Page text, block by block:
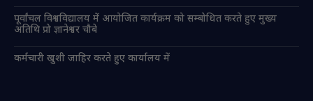
पूर्वांचल विश्वविद्यालय में आयोजित कार्यक्रम को सम्बोधित करते हुए मुख्य
अतिथि प्रो ज्ञानेश्वर चौबे
कर्मचारी खुशी जाहिर करते हुए कार्यालय में